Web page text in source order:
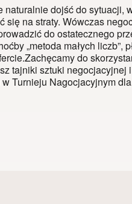
dojść do sytuacji,
na straty. Wówczas
do ostatecznego
„metoda małych liczb”,
do
tajniki sztuki
wTurnieju Nagocjacyjnym